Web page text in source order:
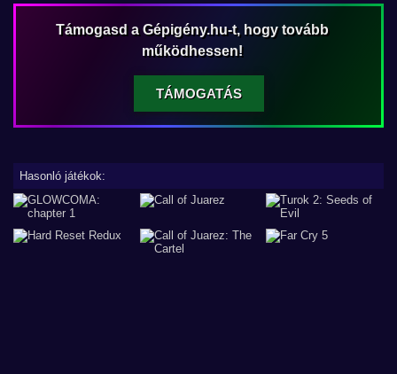
Támogasd a Gépigény.hu-t, hogy tovább
működhessen!
TÁMOGATÁS
Hasonló játékok: